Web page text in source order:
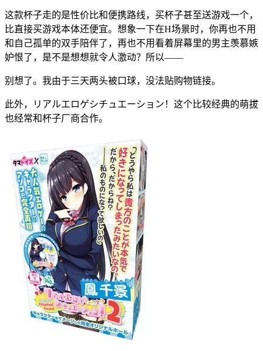
这款杯子走的是性价比和便携路线，买杯子甚至送游戏一个，
比直接买游戏本体还便宜。想象一下在H场景时，你再也不用
和自己孤单的双手陪伴了，再也不用看着屏幕里的男主羡慕嫉
妒恨了，是不是想想就令人激动？所以——
别想了。我由于三天两头被口球，没法贴购物链接。
此外，リアルエロゲシチュエーション！这个比较经典的萌拔
也经常和杯子厂商合作。